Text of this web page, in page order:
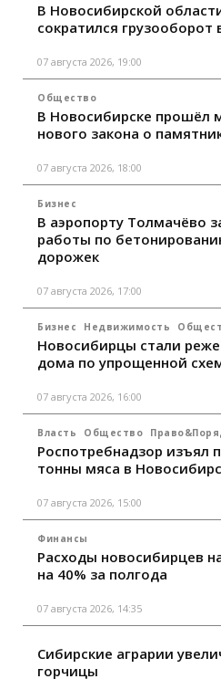
В Новосибирской
сократился грузооборот
07 августа 2026, 19:00
Общество
В Новосибирске прошёл
нового закона о
07 августа 2026, 18:00
Бизнес
В аэропорту Толмачёво
работы по
дорожек
07 августа 2026, 17:00
Бизнес Недвижимость
Новосибирцы стали
дома по упрощенной
07 августа 2026, 16:00
Власть Общество
Роспотребнадзор изъял
тонны мяса в
07 августа 2026, 15:00
Финансы
Расходы новосибирцев
на 40% за полгода
07 августа 2026, 14:35
Сибирские аграрии
горчицы